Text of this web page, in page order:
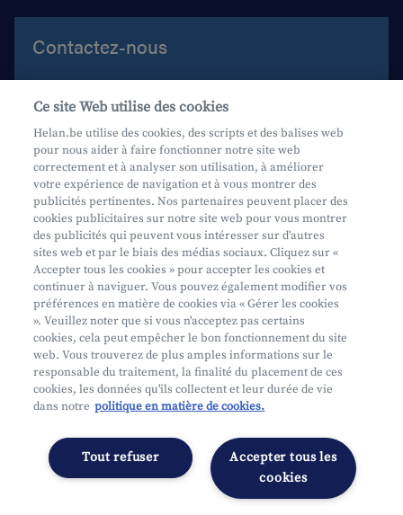
Contactez-nous
Aide et contact
Prenez rendez-vous
Où nous trouver
Phishing
Mifid
Privacy
Info juridique
Soumis au contrôle de l'OCM
Déclaration d'accessibilité
Gérer les préférences
Ce site Web utilise des cookies
Helan.be utilise des cookies, des scripts et des balises web
pour nous aider à faire fonctionner notre site web
correctement et à analyser son utilisation, à améliorer
votre expérience de navigation et à vous montrer des
publicités pertinentes. Nos partenaires peuvent placer des
cookies publicitaires sur notre site web pour vous montrer
des publicités qui peuvent vous intéresser sur d'autres
sites web et par le biais des médias sociaux. Cliquez sur «
Accepter tous les cookies » pour accepter les cookies et
continuer à naviguer. Vous pouvez également modifier vos
préférences en matière de cookies via « Gérer les cookies
». Veuillez noter que si vous n'acceptez pas certains
cookies, cela peut empêcher le bon fonctionnement du site
web. Vous trouverez de plus amples informations sur le
responsable du traitement, la finalité du placement de ces
cookies, les données qu'ils collectent et leur durée de vie
dans notre politique en matière de cookies.
Accepter tous les
cookies
Tout refuser